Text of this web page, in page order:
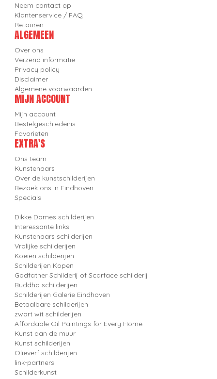
Neem contact op
Klantenservice / FAQ
Retouren
ALGEMEEN
Over ons
Verzend informatie
Privacy policy
Disclaimer
Algemene voorwaarden
MIJN ACCOUNT
Mijn account
Bestelgeschiedenis
Favorieten
EXTRA'S
Ons team
Kunstenaars
Over de kunstschilderijen
Bezoek ons in Eindhoven
Specials
Dikke Dames schilderijen
Interessante links
Kunstenaars schilderijen
Vrolijke schilderijen
Koeien schilderijen
Schilderijen Kopen
Godfather Schilderij of Scarface schilderij
Buddha schilderijen
Schilderijen Galerie Eindhoven
Betaalbare schilderijen
zwart wit schilderijen
Affordable Oil Paintings for Every Home
Kunst aan de muur
Kunst schilderijen
Olieverf schilderijen
link-partners
Schilderkunst